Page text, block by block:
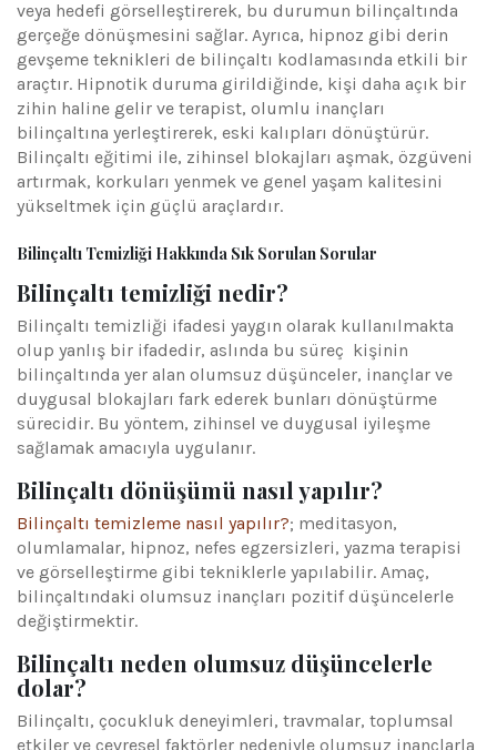
veya hedefi görselleştirerek, bu durumun bilinçaltında
gerçeğe dönüşmesini sağlar. Ayrıca, hipnoz gibi derin
gevşeme teknikleri de bilinçaltı kodlamasında etkili bir
araçtır. Hipnotik duruma girildiğinde, kişi daha açık bir
zihin haline gelir ve terapist, olumlu inançları
bilinçaltına yerleştirerek, eski kalıpları dönüştürür.
Bilinçaltı eğitimi ile, zihinsel blokajları aşmak, özgüveni
artırmak, korkuları yenmek ve genel yaşam kalitesini
yükseltmek için güçlü araçlardır.
Bilinçaltı Temizliği Hakkında Sık Sorulan Sorular
Bilinçaltı temizliği nedir?
Bilinçaltı temizliği ifadesi yaygın olarak kullanılmakta
olup yanlış bir ifadedir, aslında bu süreç kişinin
bilinçaltında yer alan olumsuz düşünceler, inançlar ve
duygusal blokajları fark ederek bunları dönüştürme
sürecidir. Bu yöntem, zihinsel ve duygusal iyileşme
sağlamak amacıyla uygulanır.
Bilinçaltı dönüşümü nasıl yapılır?
Bilinçaltı temizleme nasıl yapılır?; meditasyon,
olumlamalar, hipnoz, nefes egzersizleri, yazma terapisi
ve görselleştirme gibi tekniklerle yapılabilir. Amaç,
bilinçaltındaki olumsuz inançları pozitif düşüncelerle
değiştirmektir.
Bilinçaltı neden olumsuz düşüncelerle
dolar?
Bilinçaltı, çocukluk deneyimleri, travmalar, toplumsal
etkiler ve çevresel faktörler nedeniyle olumsuz inançlarla